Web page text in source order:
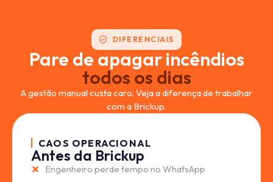
DIFERENCIAIS
Pare de apagar incêndios
todos os dias
A gestão manual custa caro. Veja a diferença de trabalhar
com a Brickup.
CAOS OPERACIONAL
Antes da Brickup
Engenheiro perde tempo no WhatsApp